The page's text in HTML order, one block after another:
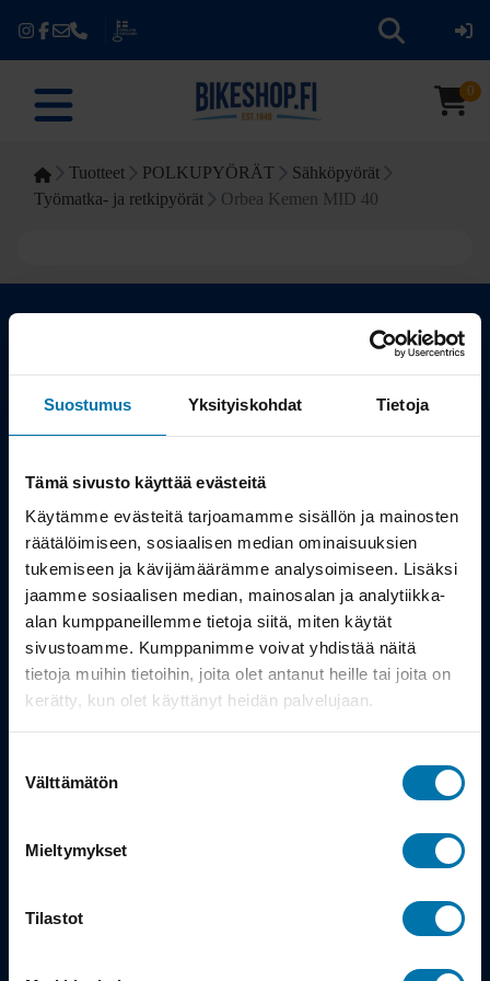
Suostumus Yksityiskohdat Tietoja
Tämä sivusto käyttää evästeitä
Käytämme evästeitä tarjoamamme sisällön ja mainosten
räätälöimiseen, sosiaalisen median ominaisuuksien
tukemiseen ja kävijämäärämme analysoimiseen. Lisäksi
jaamme sosiaalisen median, mainosalan ja analytiikka-
alan kumppaneillemme tietoja siitä, miten käytät
sivustoamme. Kumppanimme voivat yhdistää näitä
tietoja muihin tietoihin, joita olet antanut heille tai joita on
kerätty, kun olet käyttänyt heidän palvelujaan.
valinta
Välttämätön
Mieltymykset
Tilastot
0
Tuotteet POLKUPYÖRÄT
Sähköpyörät
Työmatka- ja retkipyörät
Orbea Kemen MID 40
Kauppa
Työsuhdepyörä
Info
Toimitus
Takuu ja palautukset